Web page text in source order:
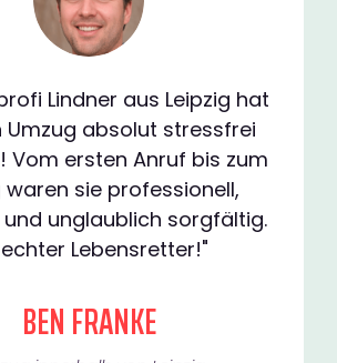
Lindner aus Leipzig hat
Umzug absolut stressfrei
Vom ersten Anruf bis zum
waren sie professionell,
unglaublich sorgfältig.
echter Lebensretter!"
BEN FRANKE